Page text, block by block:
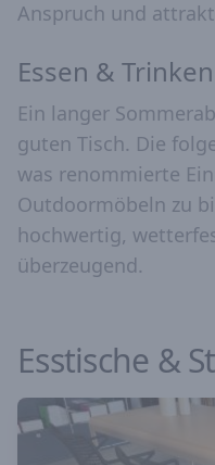
Anspruch und
Essen & Trinken
Ein langer
guten Tisch. Die
was renommierte
Outdoormöbeln zu
hochwertig,
überzeugend.
Esstische &